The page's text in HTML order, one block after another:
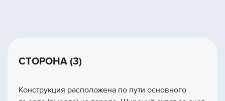
СТОРОНА (3)
Конструкция расположена по пути основного